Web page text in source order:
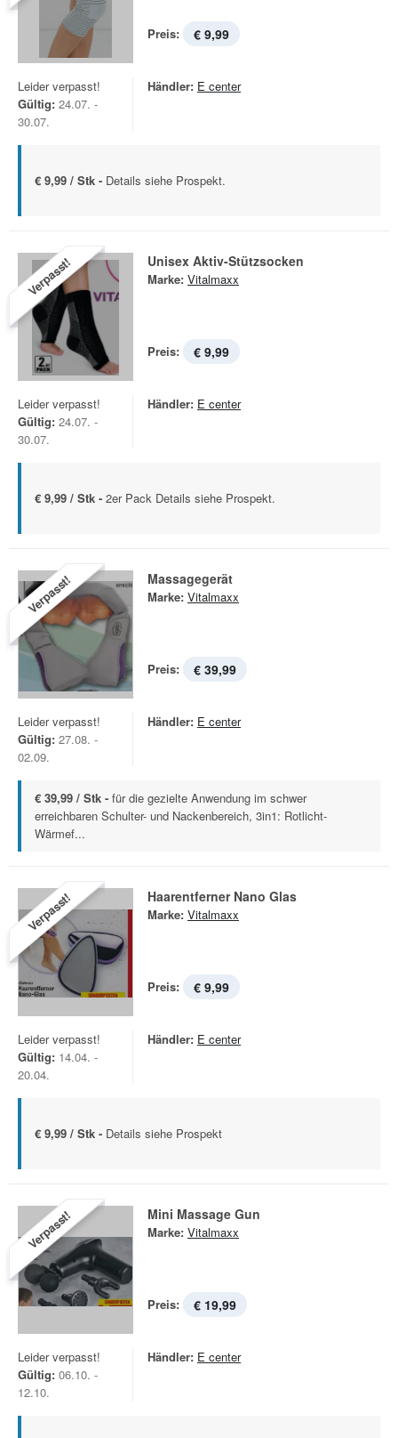
Preis: € 9,99
Leider verpasst!
Gültig: 24.07. -
30.07.
Händler: E center
€ 9,99 / Stk - Details siehe Prospekt.
Verpasst! Unisex Aktiv-Stützsocken
Marke: Vitalmaxx
Preis: € 9,99
Leider verpasst!
Gültig: 24.07. -
30.07.
Händler: E center
€ 9,99 / Stk - 2er Pack Details siehe Prospekt.
Verpasst! Massagegerät
Marke: Vitalmaxx
Preis: € 39,99
Leider verpasst!
Gültig: 27.08. -
02.09.
Händler: E center
€ 39,99 / Stk - für die gezielte Anwendung im schwer
erreichbaren Schulter- und Nackenbereich, 3in1: Rotlicht-
Wärmef...
Verpasst! Haarentferner Nano Glas
Marke: Vitalmaxx
Preis: € 9,99
Leider verpasst!
Gültig: 14.04. -
20.04.
Händler: E center
€ 9,99 / Stk - Details siehe Prospekt
Verpasst! Mini Massage Gun
Marke: Vitalmaxx
Preis: € 19,99
Leider verpasst!
Gültig: 06.10. -
12.10.
Händler: E center